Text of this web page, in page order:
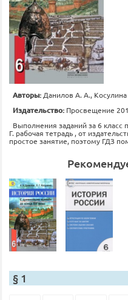
Авторы: Данилов А. А., Косулина
Издательство: Просвещение
Выполнения заданий за 6
Г. рабочая тетрадь , от
простое занятие, поэтому ГДЗ
§ 1